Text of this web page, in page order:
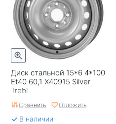
Диск стальной 15*6 4*100
Et40 60,1 X40915 Silver
Trebl
Сравнить Отложить
В наличии